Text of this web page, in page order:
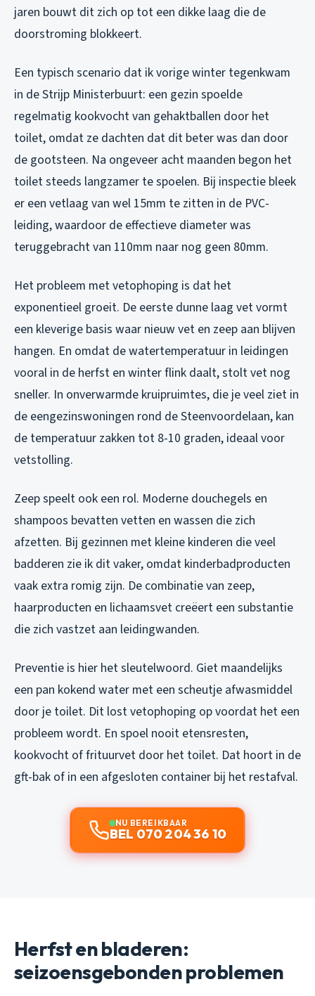
jaren bouwt dit zich op tot een dikke laag die de
doorstroming blokkeert.
Een typisch scenario dat ik vorige winter tegenkwam
in de Strijp Ministerbuurt: een gezin spoelde
regelmatig kookvocht van gehaktballen door het
toilet, omdat ze dachten dat dit beter was dan door
de gootsteen. Na ongeveer acht maanden begon het
toilet steeds langzamer te spoelen. Bij inspectie bleek
er een vetlaag van wel 15mm te zitten in de PVC-
leiding, waardoor de effectieve diameter was
teruggebracht van 110mm naar nog geen 80mm.
Het probleem met vetophoping is dat het
exponentieel groeit. De eerste dunne laag vet vormt
een kleverige basis waar nieuw vet en zeep aan blijven
hangen. En omdat de watertemperatuur in leidingen
vooral in de herfst en winter flink daalt, stolt vet nog
sneller. In onverwarmde kruipruimtes, die je veel ziet in
de eengezinswoningen rond de Steenvoordelaan, kan
de temperatuur zakken tot 8-10 graden, ideaal voor
vetstolling.
Zeep speelt ook een rol. Moderne douchegels en
shampoos bevatten vetten en wassen die zich
afzetten. Bij gezinnen met kleine kinderen die veel
badderen zie ik dit vaker, omdat kinderbadproducten
vaak extra romig zijn. De combinatie van zeep,
haarproducten en lichaamsvet creëert een substantie
die zich vastzet aan leidingwanden.
Preventie is hier het sleutelwoord. Giet maandelijks
een pan kokend water met een scheutje afwasmiddel
door je toilet. Dit lost vetophoping op voordat het een
probleem wordt. En spoel nooit etensresten,
kookvocht of frituurvet door het toilet. Dat hoort in de
gft-bak of in een afgesloten container bij het restafval.
NU BEREIKBAAR
BEL 070 204 36 10
Herfst en bladeren:
seizoensgebonden problemen